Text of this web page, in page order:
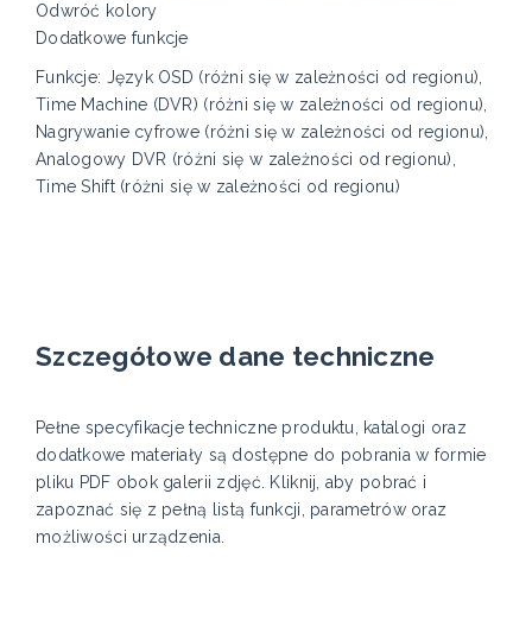
Odwróć kolory
Dodatkowe funkcje
Funkcje: Język OSD (różni się w zależności od regionu),
Time Machine (DVR) (różni się w zależności od regionu),
Nagrywanie cyfrowe (różni się w zależności od regionu),
Analogowy DVR (różni się w zależności od regionu),
Time Shift (różni się w zależności od regionu)
Szczegółowe dane techniczne
Pełne specyfikacje techniczne produktu, katalogi oraz
dodatkowe materiały są dostępne do pobrania w formie
pliku PDF obok galerii zdjęć. Kliknij, aby pobrać i
zapoznać się z pełną listą funkcji, parametrów oraz
możliwości urządzenia.